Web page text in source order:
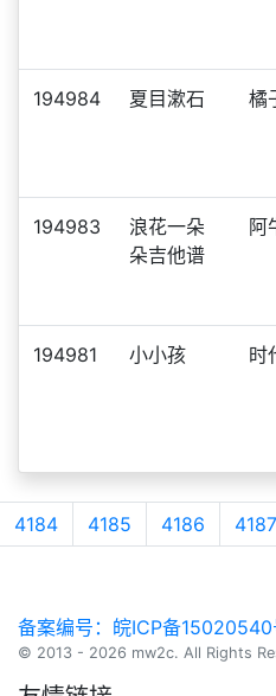
194984 夏目漱石 橘
194983
浪花一朵
朵吉他谱
阿
194981 小小孩 时
4184 4185 4186 4187
备案编号：皖ICP备15020540
© 2013 - 2026 mw2c. All Rights